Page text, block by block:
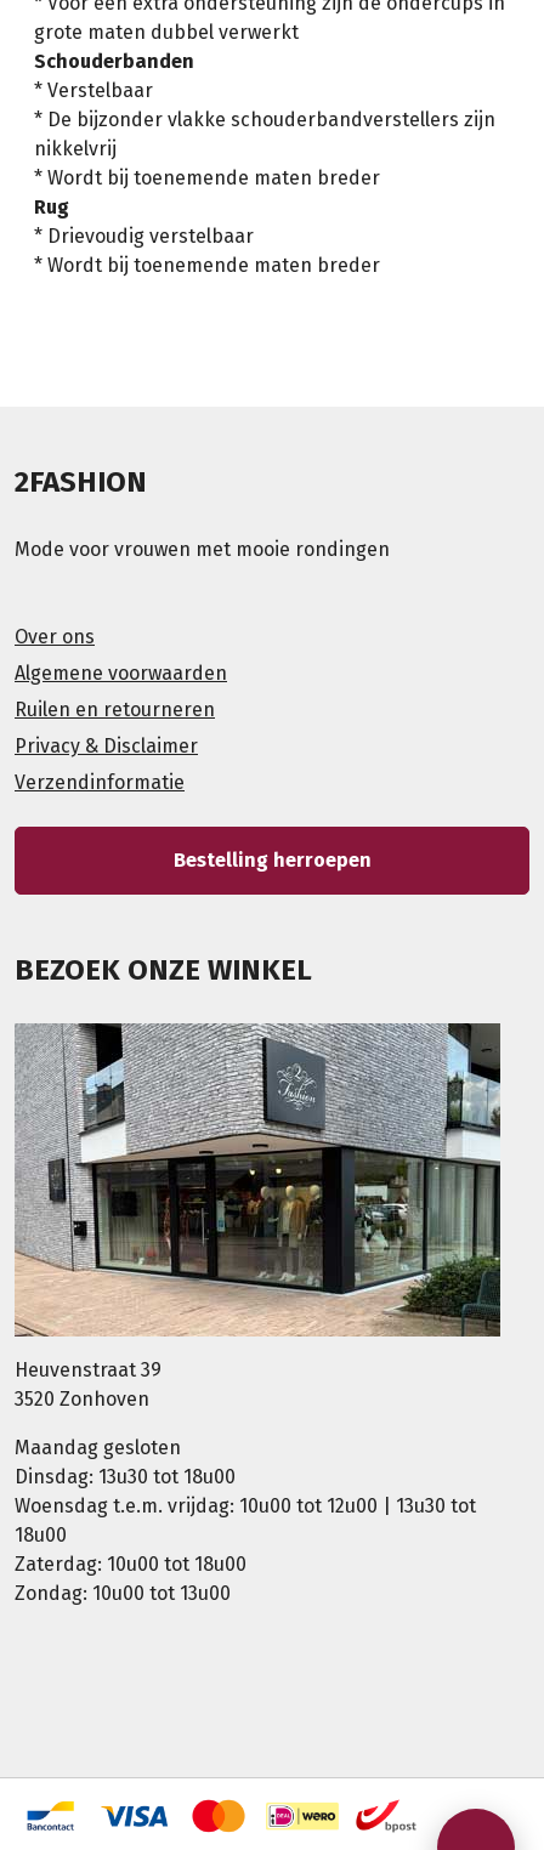
grote maten dubbel verwerkt
Schouderbanden
* Verstelbaar
* De bijzonder vlakke schouderbandverstellers zijn
nikkelvrij
* Wordt bij toenemende maten breder
Rug
* Drievoudig verstelbaar
* Wordt bij toenemende maten breder
2FASHION
Mode voor vrouwen met mooie rondingen
Over ons
Algemene voorwaarden
Ruilen en retourneren
Privacy & Disclaimer
Verzendinformatie
Bestelling herroepen
BEZOEK ONZE WINKEL
Heuvenstraat 39
3520 Zonhoven
Maandag gesloten
Dinsdag: 13u30 tot 18u00
Woensdag t.e.m. vrijdag: 10u00 tot 12u00 | 13u30 tot
18u00
Zaterdag: 10u00 tot 18u00
Zondag: 10u00 tot 13u00